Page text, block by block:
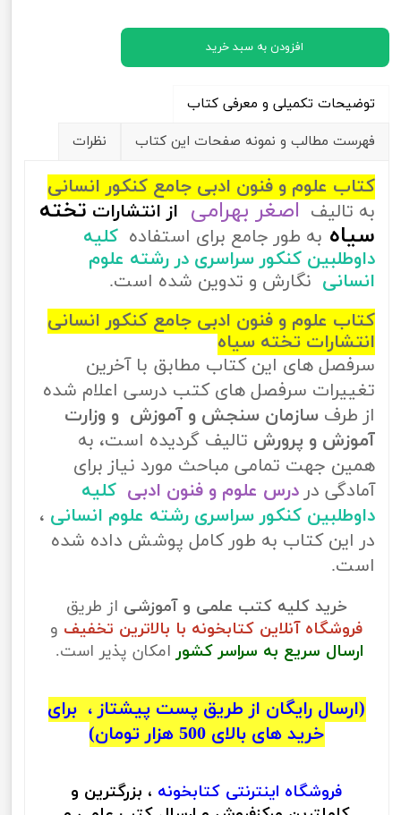
افزودن به سبد خرید
توضیحات تکمیلی و معرفی کتاب
فهرست مطالب و نمونه صفحات این کتاب
نظرات
کتاب علوم و فنون ادبی جامع کنکور انسانی
به تالیف اصغر بهرامی از انتشارات تخته
سیاه به طور جامع برای استفاده کلیه
داوطلبین کنکور سراسری در رشته علوم
انسانی نگارش و تدوین شده است.
کتاب علوم و فنون ادبی جامع کنکور انسانی
انتشارات تخته سیاه
سرفصل های این کتاب مطابق با آخرین
تغییرات سرفصل های کتب درسی اعلام شده
از طرف سازمان سنجش و آموزش و وزارت
آموزش و پرورش تالیف گردیده است، به
همین جهت تمامی مباحث مورد نیاز برای
آمادگی در درس علوم و فنون ادبی کلیه
داوطلبین کنکور سراسری رشته علوم انسانی ،
در این کتاب به طور کامل پوشش داده شده
است.
خرید کلیه کتب علمی و آموزشی از طریق
فروشگاه آنلاین کتابخونه با بالاترین تخفیف و
ارسال سریع به سراسر کشور امکان پذیر است.
(ارسال رایگان از طریق پست پیشتاز ، برای
خرید های بالای 500 هزار تومان)
فروشگاه اینترنتی کتابخونه ، بزرگترین و